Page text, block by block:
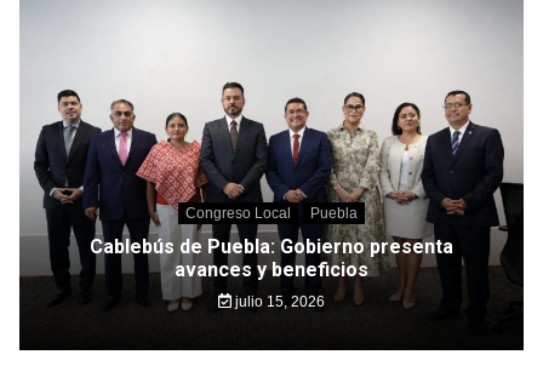
Congreso Local Puebla
Cablebús de Puebla: Gobierno presenta
avances y beneficios
julio 15, 2026